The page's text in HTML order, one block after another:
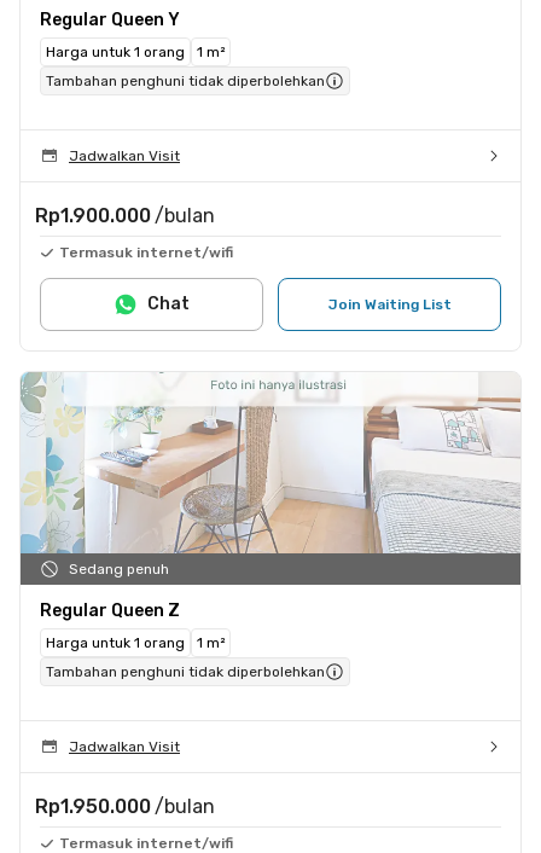
Regular Queen Y
Harga untuk 1 orang
1 m²
Tambahan penghuni tidak diperbolehkan
Jadwalkan Visit
Rp1.900.000 /bulan
Termasuk internet/wifi
Join Waiting List
Chat
Sedang penuh
Regular Queen Z
Harga untuk 1 orang
1 m²
Tambahan penghuni tidak diperbolehkan
Jadwalkan Visit
Rp1.950.000 /bulan
Termasuk internet/wifi